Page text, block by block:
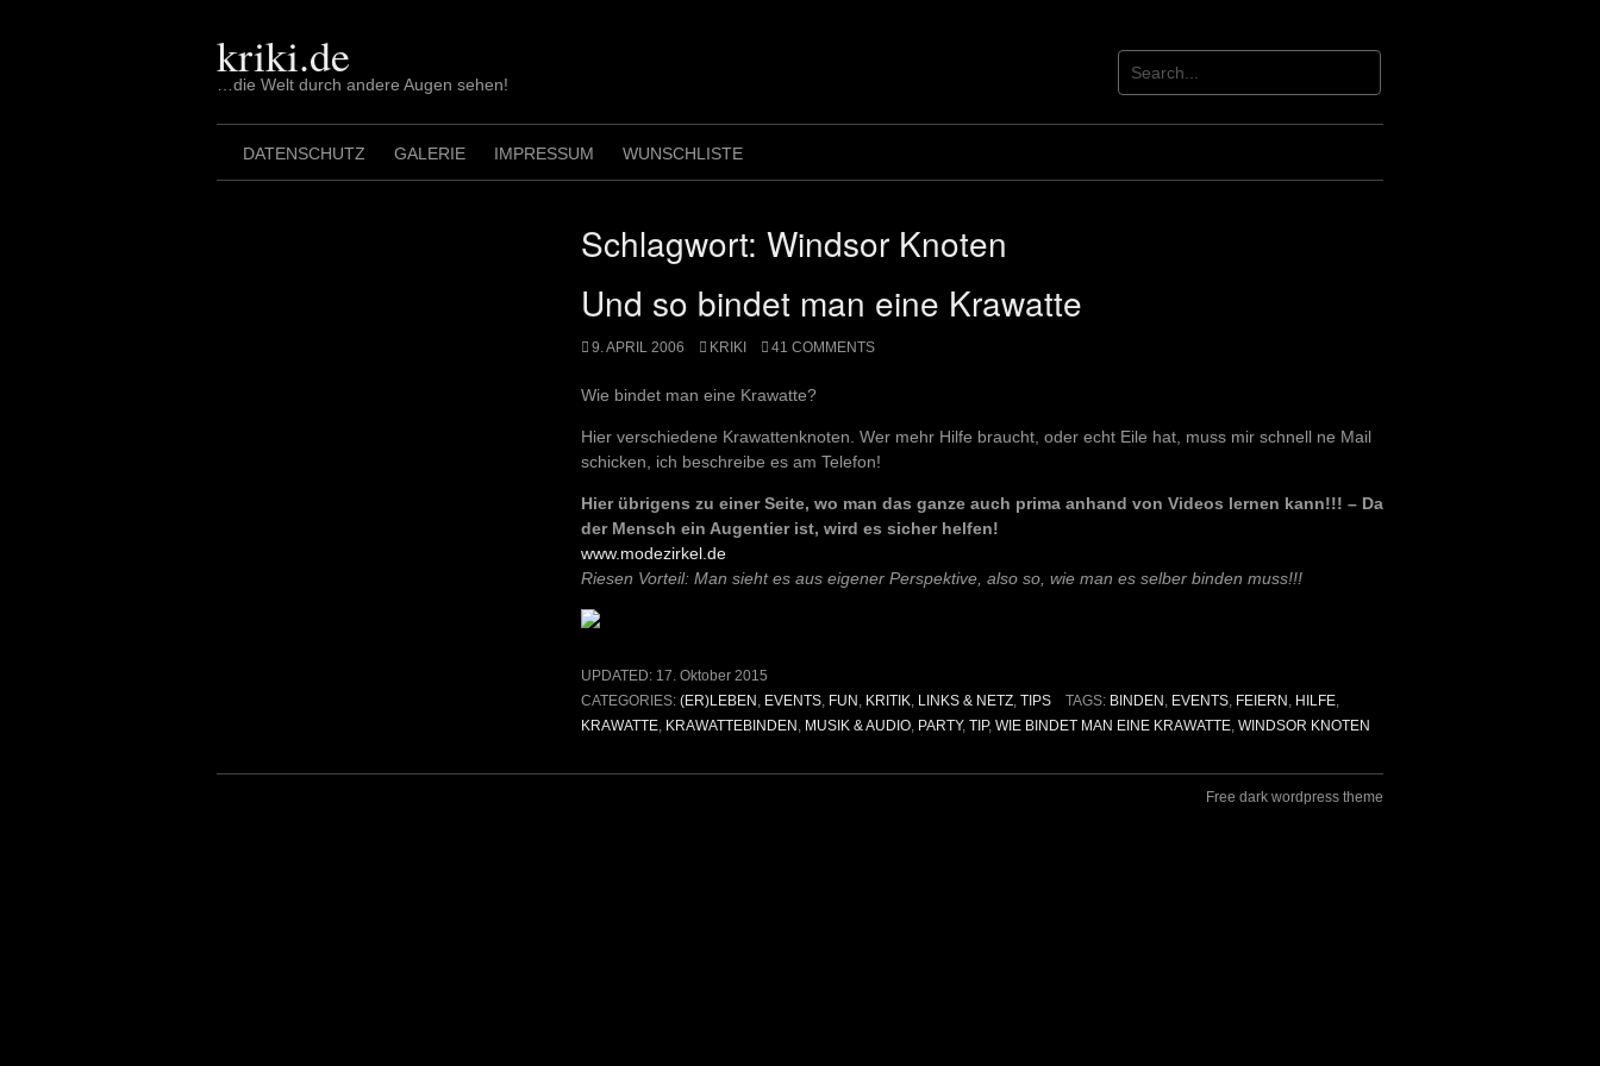
kriki.de
…die Welt durch andere Augen sehen!
DATENSCHUTZ GALERIE IMPRESSUM WUNSCHLISTE
Schlagwort: Windsor Knoten
Und so bindet man eine Krawatte
9. APRIL 2006 KRIKI 41 COMMENTS
Wie bindet man eine Krawatte?
Hier verschiedene Krawattenknoten. Wer mehr Hilfe braucht, oder echt Eile hat, muss mir schnell ne Mail
schicken, ich beschreibe es am Telefon!
Hier übrigens zu einer Seite, wo man das ganze auch prima anhand von Videos lernen kann!!! – Da
der Mensch ein Augentier ist, wird es sicher helfen!
www.modezirkel.de
Riesen Vorteil: Man sieht es aus eigener Perspektive, also so, wie man es selber binden muss!!!
UPDATED: 17. Oktober 2015
CATEGORIES: (ER)LEBEN EVENTS FUN KRITIK LINKS & NETZ TIPS TAGS: BINDEN EVENTS, FEIERN HILFE,
KRAWATTE KRAWATTEBINDEN MUSIK & AUDIO PARTY, TIP, WIE BINDET MAN EINE KRAWATTE WINDSOR KNOTEN
Free dark wordpress theme